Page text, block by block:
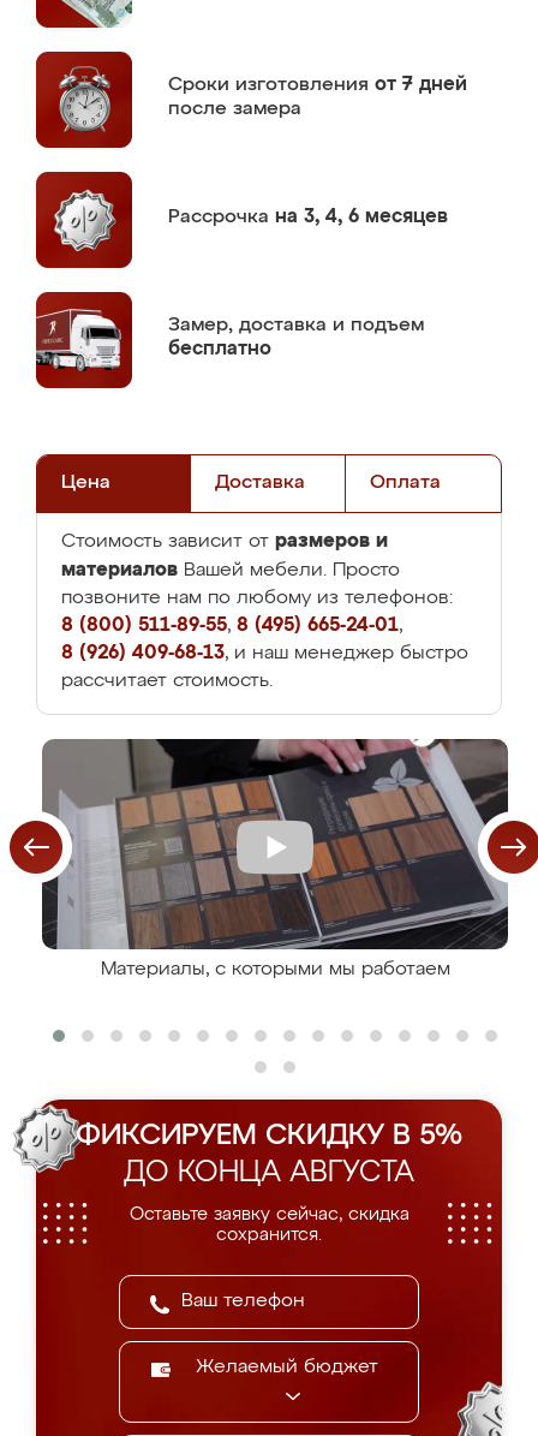
Сроки изготовления от 7 дней
после замера
Рассрочка на 3, 4, 6 месяцев
Замер, доставка и подъем
бесплатно
Цена Доставка Оплата
Стоимость зависит от размеров и
материалов Вашей мебели. Просто
позвоните нам по любому из телефонов:
8 (800) 511-89-55, 8 (495) 665-24-01,
8 (926) 409-68-13, и наш менеджер быстро
рассчитает стоимость.
Материалы, с которыми мы работаем
ФИКСИРУЕМ СКИДКУ В 5%
ДО КОНЦА АВГУСТА
Оставьте заявку сейчас, скидка
сохранится.
Желаемый бюджет